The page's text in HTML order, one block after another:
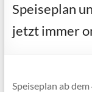
Speiseplan
jetzt immer
Speiseplan ab